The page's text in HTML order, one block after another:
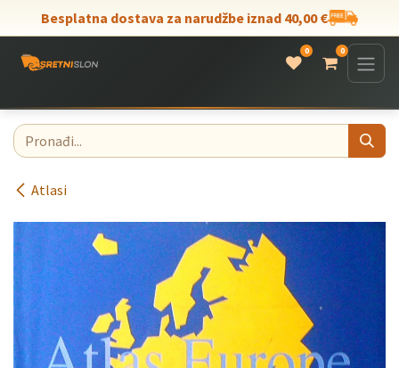
Skip to Content
Besplatna dostava za narudžbe iznad 40,00 €
0 0
Atlasi